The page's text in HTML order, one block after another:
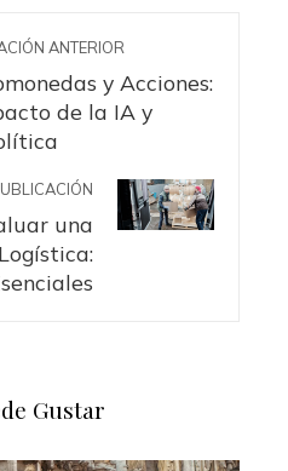
ANTERIOR
y Acciones:
de la IA y
una
Gustar